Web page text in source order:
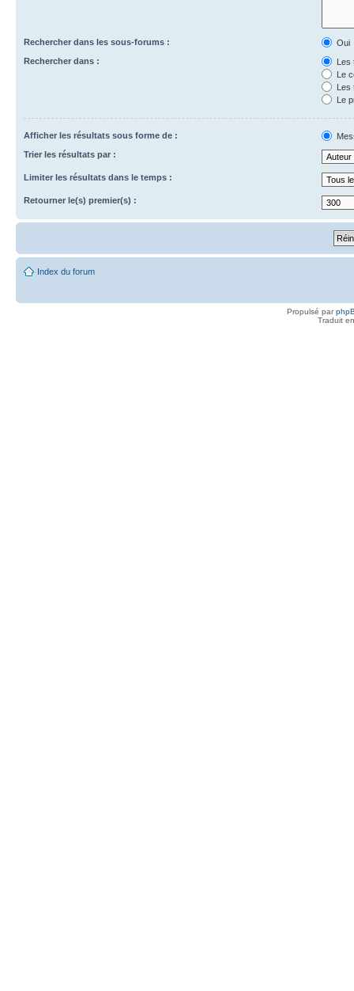
Rechercher dans les sous-forums :
Oui
Rechercher dans :
Les
Le
Les
Le
Afficher les résultats sous forme de :
Trier les résultats par :
Limiter les résultats dans le temps :
Retourner le(s) premier(s) :
Index du forum
Propulsé par
Traduit